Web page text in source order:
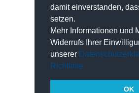
damit einverstanden,
setzen.
Mehr Informationen und
Widerrufs Ihrer
unserer
Richtlinie
OK